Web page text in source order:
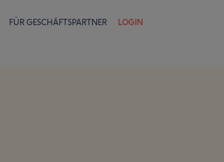
FÜR GESCHÄFTSPARTNER LOGIN